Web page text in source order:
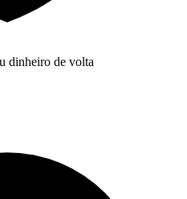
dinheiro de volta